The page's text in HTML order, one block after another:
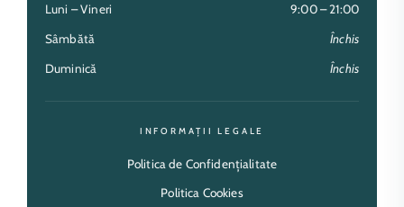
Luni – Vineri 9:00 – 21:00
Sâmbătă Închis
Duminică Închis
INFORMAȚII LEGALE
Politica de Confidențialitate
Politica Cookies